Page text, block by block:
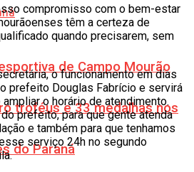
de Campo Mourão
troféus e 33 medalhas nos
do Paraná
compromisso com o bem-estar
têm a certeza de
quando precisarem, sem
o funcionamento em dias
prefeito Douglas Fabrício e servirá
o horário de atendimento.
prefeito, para que gente atenda
e também para que tenhamos
serviço 24h no segundo